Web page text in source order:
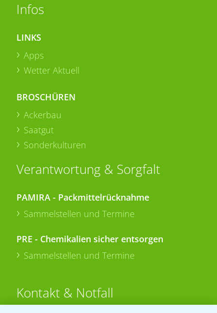
Infos
LINKS
Apps
Wetter Aktuell
BROSCHÜREN
Ackerbau
Saatgut
Sonderkulturen
Verantwortung & Sorgfalt
PAMIRA - Packmittelrücknahme
Sammelstellen und Termine
PRE - Chemikalien sicher entsorgen
Sammelstellen und Termine
Kontakt & Notfall